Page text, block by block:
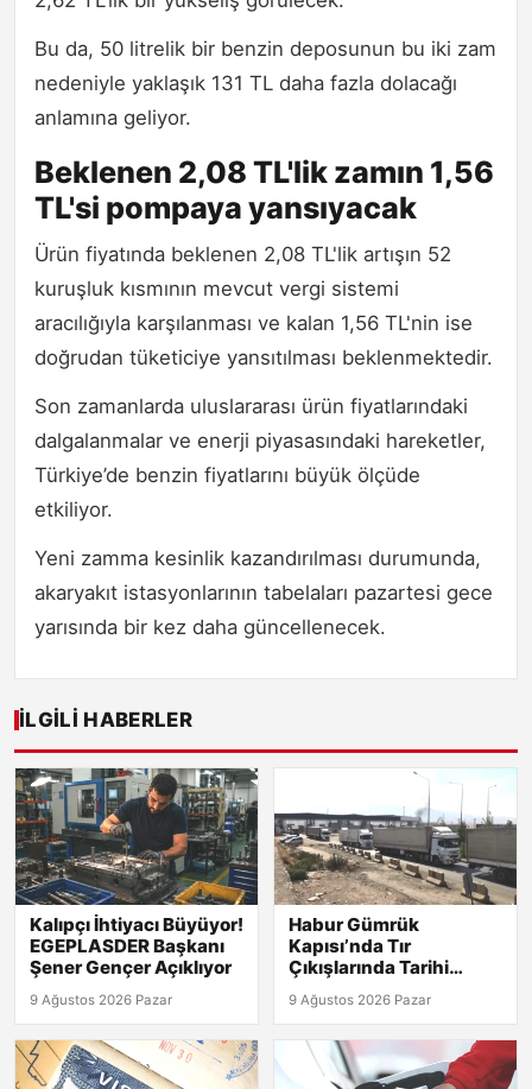
Bu da, 50 litrelik bir benzin deposunun bu iki zam
nedeniyle yaklaşık 131 TL daha fazla dolacağı
anlamına geliyor.
Beklenen 2,08 TL'lik zamın 1,56
TL'si pompaya yansıyacak
Ürün fiyatında beklenen 2,08 TL'lik artışın 52
kuruşluk kısmının mevcut vergi sistemi
aracılığıyla karşılanması ve kalan 1,56 TL'nin ise
doğrudan tüketiciye yansıtılması beklenmektedir.
Son zamanlarda uluslararası ürün fiyatlarındaki
dalgalanmalar ve enerji piyasasındaki hareketler,
Türkiye’de benzin fiyatlarını büyük ölçüde
etkiliyor.
Yeni zamma kesinlik kazandırılması durumunda,
akaryakıt istasyonlarının tabelaları pazartesi gece
yarısında bir kez daha güncellenecek.
İLGILI HABERLER
Kalıpçı İhtiyacı Büyüyor!
EGEPLASDER Başkanı
Şener Gençer Açıklıyor
9 Ağustos 2026 Pazar
Habur Gümrük
Kapısı’nda Tır
Çıkışlarında Tarihi
Verileri Açıklandı!
9 Ağustos 2026 Pazar